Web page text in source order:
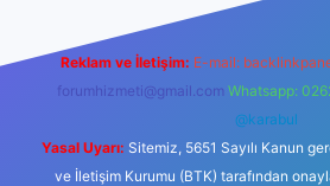
Reklam ve İletişim: E-mail:
forumhizmeti@gmail.com Whatsapp:
@karabul
Yasal Uyarı: Sitemiz, 5651 Sayılı Kanun
ve İletişim Kurumu (BTK) tarafından